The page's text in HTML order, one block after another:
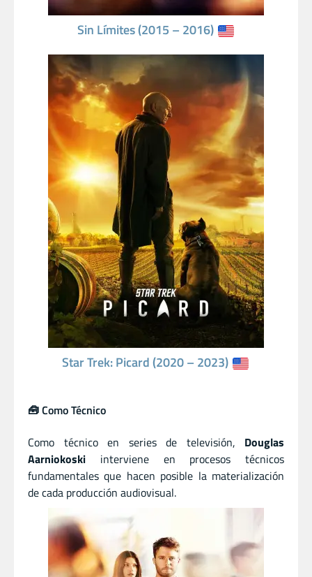
Sin Límites (2015 – 2016)
Star Trek: Picard (2020 – 2023)
🧰 Como Técnico
Como técnico en series de televisión, Douglas
Aarniokoski interviene en procesos técnicos
fundamentales que hacen posible la materialización
de cada producción audiovisual.